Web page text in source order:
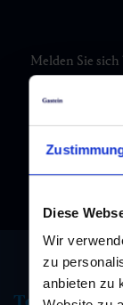
Diese
Wir
zu
anbieten zu
Melden Sie
Tourismus